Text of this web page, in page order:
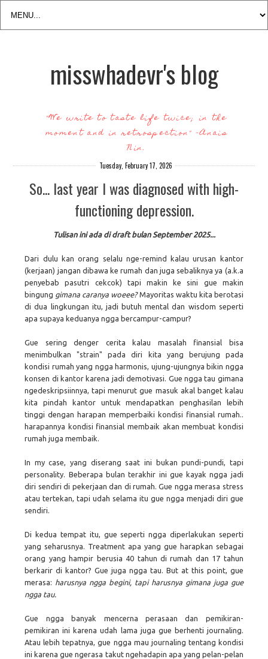
misswhadevr's blog
"We write to taste life twice; in the
moment and in retrospection" -Anais
Nin.
Tuesday, February 17, 2026
So... last year I was diagnosed with high-
functioning depression.
Tulisan ini ada di draft bulan September 2025...
Dari dulu kan orang selalu nge-remind kalau urusan kantor
(kerjaan) jangan dibawa ke rumah dan juga sebaliknya ya (a.k.a
penyebab pasutri cekcok) tapi makin ke sini gue makin
bingung gimana caranya woeee?Mayoritas waktu kita berotasi
di dua lingkungan itu, jadi butuh mental dan wisdom seperti
apa supaya keduanya ngga bercampur-campur?
Gue sering denger cerita kalau masalah finansial bisa
menimbulkan "strain" pada diri kita yang berujung pada
kondisi rumah yang ngga harmonis, ujung-ujungnya bikin ngga
konsen di kantor karena jadi demotivasi. Gue ngga tau gimana
ngedeskripsiinnya, tapi menurut gue masuk akal banget kalau
kita pindah kantor untuk mendapatkan penghasilan lebih
tinggi dengan harapan memperbaiki kondisi finansial rumah..
harapannya kondisi finansial membaik akan membuat kondisi
rumah juga membaik.
In my case, yang diserang saat ini bukan pundi-pundi, tapi
personality. Beberapa bulan terakhir ini gue kayak ngga jadi
diri sendiri di pekerjaan dan di rumah. Gue ngga merasa stress
atau tertekan, tapi udah selama itu gue ngga menjadi diri gue
sendiri.
Di kedua tempat itu, gue seperti ngga diperlakukan seperti
yang seharusnya. Treatment apa yang gue harapkan sebagai
orang yang hampir berusia 40 tahun di rumah dan 17 tahun
berkarir di kantor? Gue juga ngga tau. But at this point, gue
merasa: harusnya ngga begini, tapi harusnya gimana juga gue
ngga tau.
Gue ngga banyak mencerna perasaan dan pemikiran-
pemikiran ini karena udah lama juga gue berhenti journaling.
Atau lebih tepatnya, gue ngga mau journaling tentang kondisi
ini karena gue ngerasa takut ngehadapin apa yang pelan-pelan